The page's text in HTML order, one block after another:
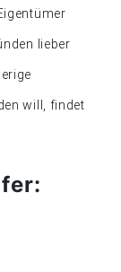
lieber
will, findet